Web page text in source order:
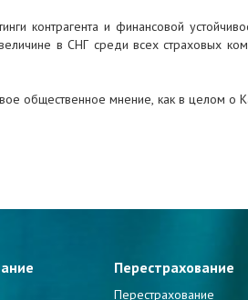
контрагента и финансовой
в СНГ среди всех страховых
общественное мнение, как в целом о
Перестрахование
Перестрахование